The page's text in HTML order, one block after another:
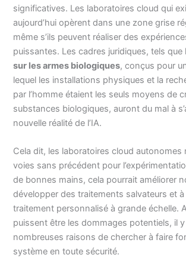
significatives. Les laboratoires cloud qui
aujourd’hui opèrent dans une zone grise
même s’ils peuvent réaliser des
puissantes. Les cadres juridiques, tels
sur les armes biologiques, conçus pour
lequel les installations physiques et la
par l’homme étaient les seuls moyens de
substances biologiques, auront du mal à
nouvelle réalité de l’IA.
Cela dit, les laboratoires cloud
voies sans précédent pour
de bonnes mains, cela pourrait améliorer
développer des traitements salvateurs et
traitement personnalisé à grande échelle.
puissent être les dommages potentiels, il
nombreuses raisons de chercher à faire
système en toute sécurité.